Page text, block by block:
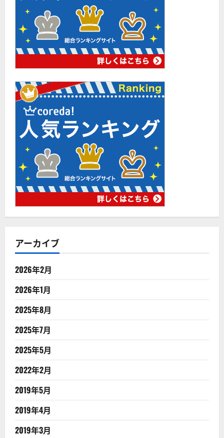
アーカイブ
2026年2月
2026年1月
2025年8月
2025年7月
2025年5月
2022年2月
2019年5月
2019年4月
2019年3月